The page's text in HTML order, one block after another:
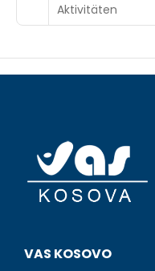
Aktivitäten
VAS KOSOVO